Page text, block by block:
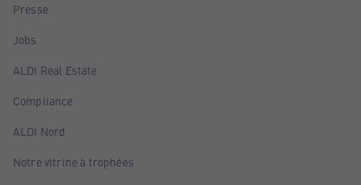
Presse
Jobs
ALDI Real Estate
Compliance
ALDI Nord
Notre vitrine à trophées